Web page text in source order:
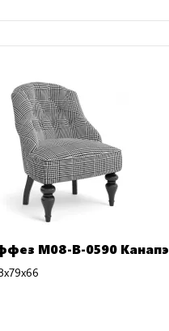
M08-B-0590 Канапэ